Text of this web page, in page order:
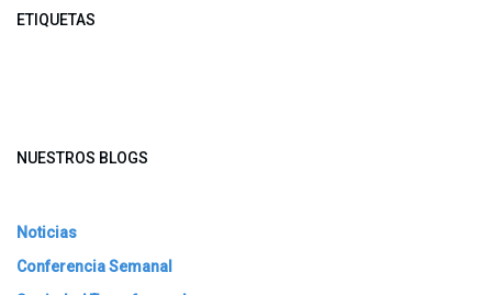
ETIQUETAS
NUESTROS BLOGS
Noticias
Conferencia Semanal